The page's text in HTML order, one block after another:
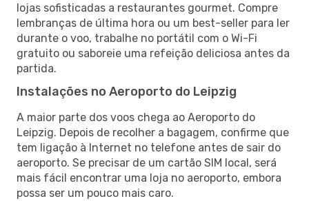
lojas sofisticadas a restaurantes gourmet. Compre
lembranças de última hora ou um best-seller para ler
durante o voo, trabalhe no portátil com o Wi-Fi
gratuito ou saboreie uma refeição deliciosa antes da
partida.
Instalações no Aeroporto do Leipzig
A maior parte dos voos chega ao Aeroporto do
Leipzig. Depois de recolher a bagagem, confirme que
tem ligação à Internet no telefone antes de sair do
aeroporto. Se precisar de um cartão SIM local, será
mais fácil encontrar uma loja no aeroporto, embora
possa ser um pouco mais caro.